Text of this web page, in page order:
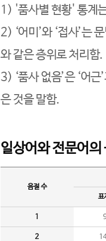
1) '품사별 현황' 통계
2) ‘어미’와 ‘접사’는
와 같은 층위로 처리함.
3) ‘품사 없음’은 ‘어
은 것을 말함.
일상어와 전문어의
음절 수
표
1
2